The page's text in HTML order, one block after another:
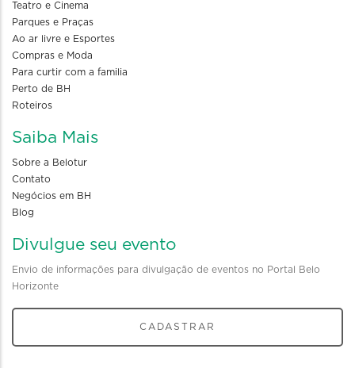
Teatro e Cinema
Parques e Praças
Ao ar livre e Esportes
Compras e Moda
Para curtir com a familia
Perto de BH
Roteiros
Saiba Mais
Sobre a Belotur
Contato
Negócios em BH
Blog
Divulgue seu evento
Envio de informações para divulgação de eventos no Portal Belo
Horizonte
CADASTRAR